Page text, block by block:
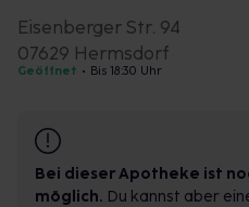
Eisenberger Str. 94
07629 Hermsdorf
Geöffnet • Bis 18:30 Uhr
Bei dieser Apotheke ist
möglich. Du kannst aber